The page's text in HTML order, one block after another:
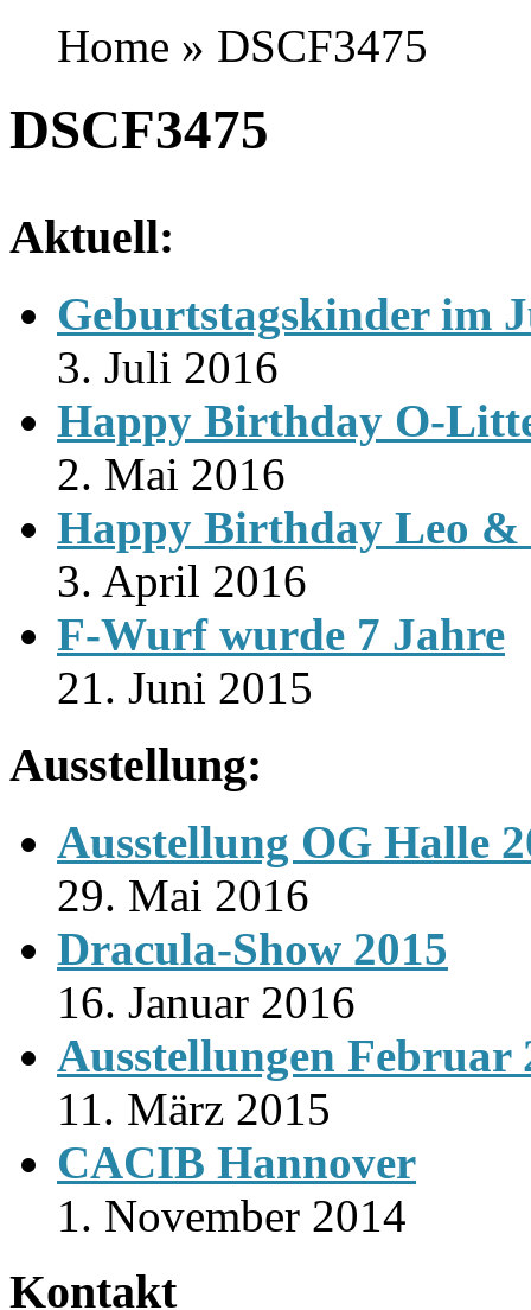
Home » DSCF3475
DSCF3475
Aktuell:
Geburtstagskinder im
3. Juli 2016
Happy Birthday O-
2. Mai 2016
Happy Birthday Leo &
3. April 2016
F-Wurf wurde 7 Jahre
21. Juni 2015
Ausstellung:
Ausstellung OG Halle
29. Mai 2016
Dracula-Show 2015
16. Januar 2016
Ausstellungen Februar
11. März 2015
CACIB Hannover
1. November 2014
Kontakt